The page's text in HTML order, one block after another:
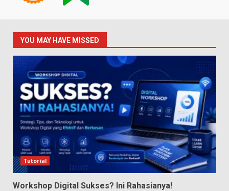
YOU MAY HAVE MISSED
Tutorial
Workshop Digital Sukses? Ini Rahasianya!